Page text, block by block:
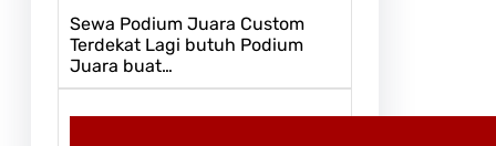
Sewa Podium Juara Custom
Terdekat Lagi butuh Podium
Juara buat…